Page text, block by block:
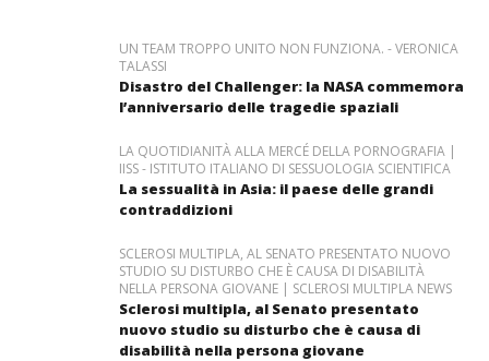
UN TEAM TROPPO UNITO NON FUNZIONA. - VERONICA
TALASSI
Disastro del Challenger: la NASA commemora
l’anniversario delle tragedie spaziali
LA QUOTIDIANITÀ ALLA MERCÉ DELLA PORNOGRAFIA |
IISS - ISTITUTO ITALIANO DI SESSUOLOGIA SCIENTIFICA
La sessualità in Asia: il paese delle grandi
contraddizioni
SCLEROSI MULTIPLA, AL SENATO PRESENTATO NUOVO
STUDIO SU DISTURBO CHE È CAUSA DI DISABILITÀ
NELLA PERSONA GIOVANE | SCLEROSI MULTIPLA NEWS
Sclerosi multipla, al Senato presentato
nuovo studio su disturbo che è causa di
disabilità nella persona giovane